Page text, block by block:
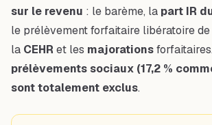
sur le revenu : le barème, la part IR
le prélèvement forfaitaire libératoire
la CEHR et les majorations
prélèvements sociaux (17,2 %
sont totalement exclus.